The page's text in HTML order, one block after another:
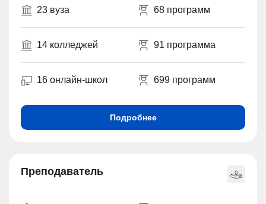
23 вуза 68 программ
14 колледжей 91 программа
16 онлайн-школ 699 программ
Подробнее
Преподаватель